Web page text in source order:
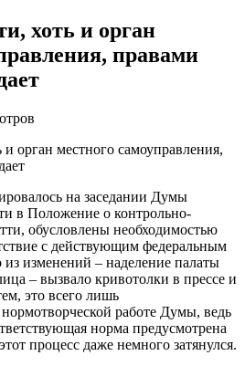
хоть и орган
правами
на заседании Думы
в Положение о контрольно-
обусловлены необходимостью
с действующим федеральным
из изменений – наделение палаты
– вызвало кривотолки в прессе и
это всего лишь
работе Думы, ведь
норма предусмотрена
процесс даже немного затянулся.